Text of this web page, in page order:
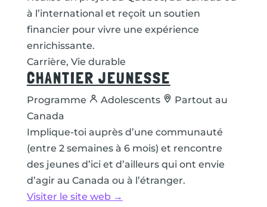
à l’international et reçoit un soutien
financier pour vivre une expérience
enrichissante.
Carrière, Vie durable
CHANTIER JEUNESSE
Programme Adolescents
Partout au
Canada
Implique-toi auprès d’une communauté
(entre 2 semaines à 6 mois) et rencontre
des jeunes d’ici et d’ailleurs qui ont envie
d’agir au Canada ou à l’étranger.
Visiter le site web →